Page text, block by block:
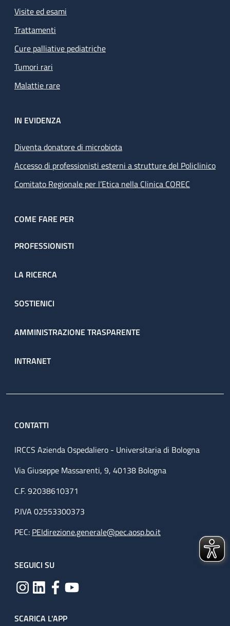
Visite ed esami
Trattamenti
Cure palliative pediatriche
Tumori rari
Malattie rare
IN EVIDENZA
Diventa donatore di microbiota
Accesso di professionisti esterni a strutture del Policlinico
Comitato Regionale per l’Etica nella Clinica COREC
COME FARE PER
PROFESSIONISTI
LA RICERCA
SOSTIENICI
AMMINISTRAZIONE TRASPARENTE
INTRANET
CONTATTI
IRCCS Azienda Ospedaliero - Universitaria di Bologna
Via Giuseppe Massarenti, 9, 40138 Bologna
C.F. 92038610371
P.IVA 02553300373
PEC: PEIdirezione.generale@pec.aosp.bo.it
SEGUICI SU
SCARICA L'APP